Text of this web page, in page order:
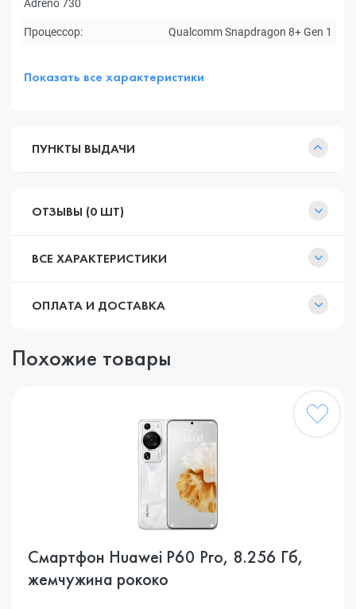
Adreno 730
Процессор: Qualcomm Snapdragon 8+ Gen 1
Показать все характеристики
ПУНКТЫ ВЫДАЧИ
ОТЗЫВЫ (0 ШТ)
ВСЕ ХАРАКТЕРИСТИКИ
ОПЛАТА И ДОСТАВКА
Похожие товары
Смартфон Huawei P60 Pro, 8.256 Гб,
жемчужина рококо